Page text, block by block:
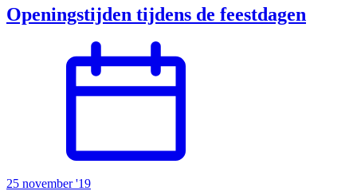
Openingstijden tijdens de feestdagen
25 november '19